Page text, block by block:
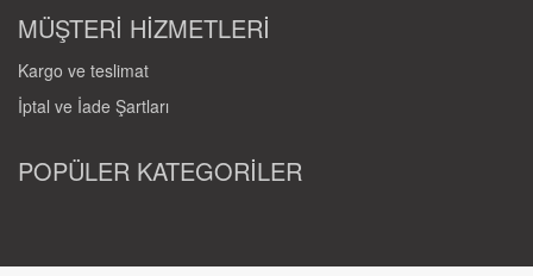
MÜŞTERİ HİZMETLERİ
Kargo ve teslimat
İptal ve İade Şartları
POPÜLER KATEGORİLER